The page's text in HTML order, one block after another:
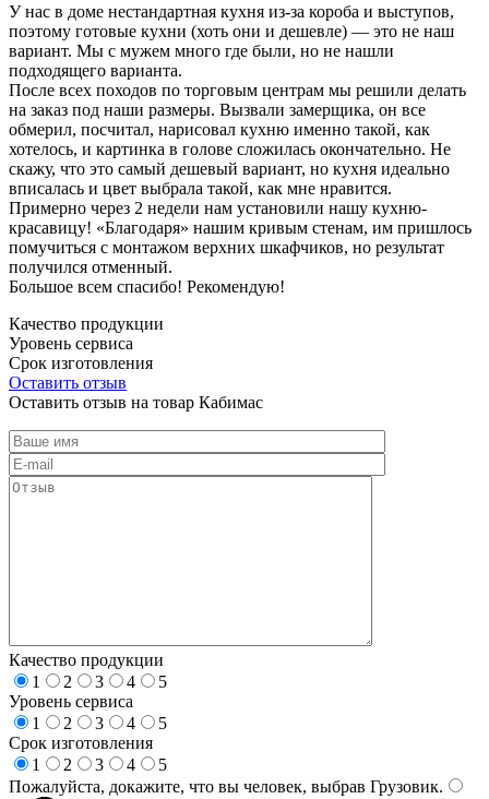
У нас в доме нестандартная кухня из-за короба и выступов,
поэтому готовые кухни (хоть они и дешевле) — это не наш
вариант. Мы с мужем много где были, но не нашли
подходящего варианта.
После всех походов по торговым центрам мы решили делать
на заказ под наши размеры. Вызвали замерщика, он все
обмерил, посчитал, нарисовал кухню именно такой, как
хотелось, и картинка в голове сложилась окончательно. Не
скажу, что это самый дешевый вариант, но кухня идеально
вписалась и цвет выбрала такой, как мне нравится.
Примерно через 2 недели нам установили нашу кухню-
красавицу! «Благодаря» нашим кривым стенам, им пришлось
помучиться с монтажом верхних шкафчиков, но результат
получился отменный.
Большое всем спасибо! Рекомендую!
Качество продукции
Уровень сервиса
Срок изготовления
Оставить отзыв
Оставить отзыв на товар Кабимас
Качество продукции
1
2 3 4
5
Уровень сервиса
1
2 3 4
5
Срок изготовления
1
2 3 4
5
Пожалуйста, докажите, что вы человек, выбрав Грузовик.